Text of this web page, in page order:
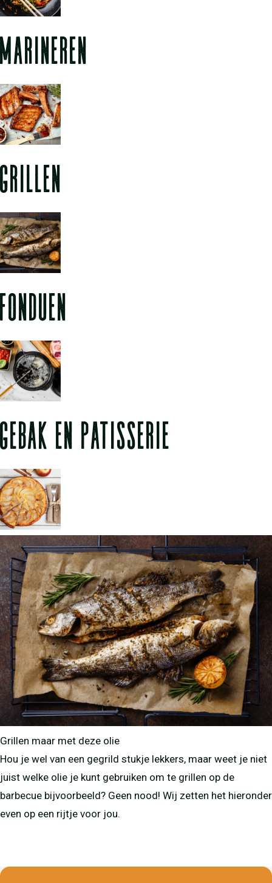
MARINEREN
GRILLEN
FONDUEN
GEBAK EN PATISSERIE
Grillen maar met deze olie
Hou je wel van een gegrild stukje lekkers, maar weet je niet
juist welke olie je kunt gebruiken om te grillen op de
barbecue bijvoorbeeld? Geen nood! Wij zetten het hieronder
even op een rijtje voor jou.